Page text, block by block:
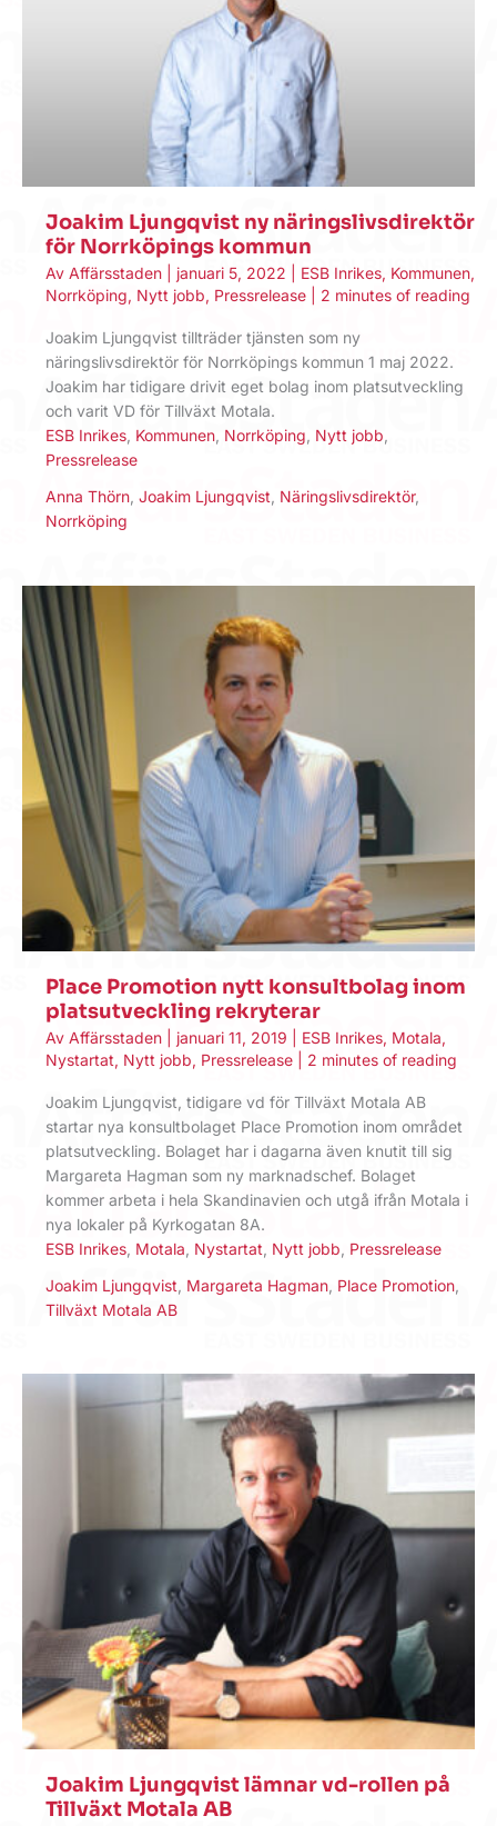
Joakim Ljungqvist ny näringslivsdirektör
för Norrköpings kommun
Av Affärsstaden januari 5, 2022 ESB Inrikes, Kommunen,
Norrköping, Nytt jobb, Pressrelease 2 minutes of reading
Joakim Ljungqvist tillträder tjänsten som ny
näringslivsdirektör för Norrköpings kommun 1 maj 2022.
Joakim har tidigare drivit eget bolag inom platsutveckling
och varit VD för Tillväxt Motala.
ESB Inrikes Kommunen Norrköping Nytt jobb
Pressrelease
Anna Thörn Joakim Ljungqvist Näringslivsdirektör,
Norrköping
Place Promotion nytt konsultbolag inom
platsutveckling rekryterar
Av Affärsstaden januari 11, 2019 ESB Inrikes, Motala,
Nystartat, Nytt jobb, Pressrelease 2 minutes of reading
Joakim Ljungqvist, tidigare vd för Tillväxt Motala AB
startar nya konsultbolaget Place Promotion inom området
platsutveckling. Bolaget har i dagarna även knutit till sig
Margareta Hagman som ny marknadschef. Bolaget
kommer arbeta i hela Skandinavien och utgå ifrån Motala i
nya lokaler på Kyrkogatan 8A.
ESB Inrikes Motala Nystartat Nytt jobb Pressrelease
Joakim Ljungqvist Margareta Hagman Place Promotion
Tillväxt Motala AB
Joakim Ljungqvist lämnar vd-rollen på
Tillväxt Motala AB